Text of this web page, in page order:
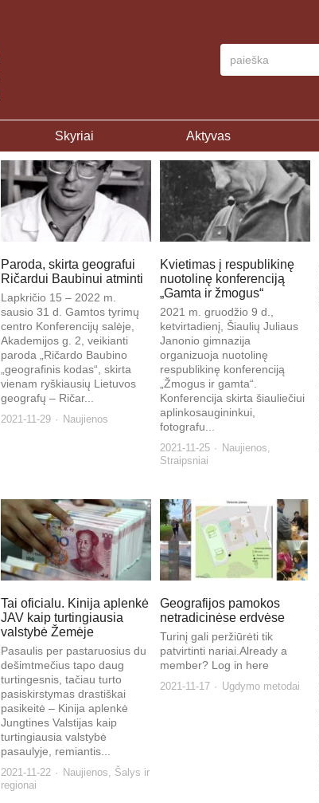
Skyriai Aktyvas
Paroda, skirta geografui
Ričardui Baubinui atminti
Lapkričio 15 – 2022 m.
sausio 31 d. Gamtos tyrimų
centro Konferencijų salėje,
Akademijos g. 2, veikianti
paroda „Ričardo Baubino
„geografinis kodas“, skirta
vienam ryškiausių Lietuvos
geografų – Ričar...
2021-11-29 Naujienos
Kvietimas į respublikinę
nuotolinę konferenciją
„Gamta ir žmogus“
2021 m. gruodžio 9 d.,
ketvirtadienį, Šiaulių Juliaus
Janonio gimnazija
organizuoja nuotolinę
respublikinę konferenciją
„Žmogus ir gamta“.
Konferencija skirta šiauliečiui
aplinkosaugininkui,
fotografu...
2021-11-25 Naujienos
Straipsniai
Tai oficialu. Kinija aplenkė
JAV kaip turtingiausia
valstybė Žemėje
Pasaulis per pastaruosius du
dešimtmečius tapo daug
turtingesnis, tačiau turto
pasiskirstymas drastiškai
pasikeitė – Kinija aplenkė
Jungtines Valstijas kaip
turtingiausia valstybė
pasaulyje, remiantis...
2021-11-22 Naujienos
Šalys ir
regionai
Geografijos pamokos
netradicinėse erdvėse
Turinį gali peržiūrėti tik
patvirtinti nariai.Already a
member? Log in here
2021-11-17 Ugdymo metodai